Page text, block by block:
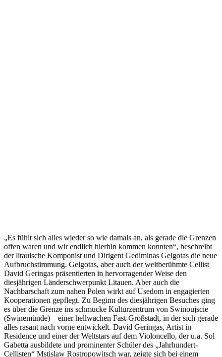
„Es fühlt sich alles wieder so wie damals an, als gerade die Grenzen
offen waren und wir endlich hierhin kommen konnten“, beschreibt
der litauische Komponist und Dirigent Gediminas Gelgotas die neue
Aufbruchstimmung. Gelgotas, aber auch der weltberühmte Cellist
David Geringas präsentierten in hervorragender Weise den
diesjährigen Länderschwerpunkt Litauen. Aber auch die
Nachbarschaft zum nahen Polen wirkt auf Usedom in engagierten
Kooperationen gepflegt. Zu Beginn des diesjährigen Besuches ging
es über die Grenze ins schmucke Kulturzentrum von Swinoujscie
(Swinemünde) – einer hellwachen Fast-Großstadt, in der sich gerade
alles rasant nach vorne entwickelt. David Geringas, Artist in
Residence und einer der Weltstars auf dem Violoncello, der u.a. Sol
Gabetta ausbildete und prominenter Schüler des „Jahrhundert-
Cellisten“ Mstislaw Rostropowitsch war, zeigte sich bei einem